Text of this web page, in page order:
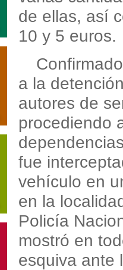
de ellas, así
10 y 5 euros.
a la
autores de
procediendo
fue
vehículo en
en la
Policía
mostró en
esquiva ante